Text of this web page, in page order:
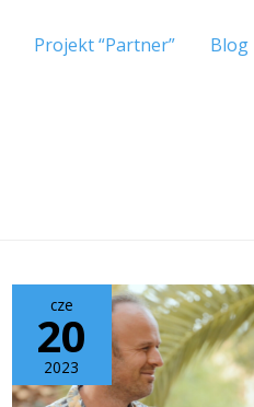
Projekt “Partner” Blog
cze
20
2023